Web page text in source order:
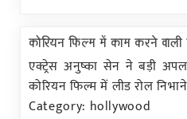
कोरियन फिल्म में काम करने वाली
एक्ट्रेस अनुष्का सेन ने बड़ी
कोरियन फिल्म में लीड रोल
Category: hollywood